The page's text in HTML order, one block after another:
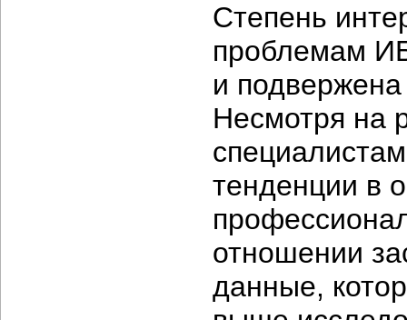
Степень
проблемам
и
Несмотря на
тенденции в
отношении
данные,